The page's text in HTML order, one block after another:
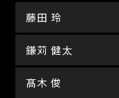
藤田 玲
鎌苅 健太
髙木 俊